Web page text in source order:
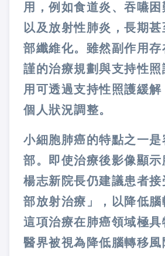
用，例如食道炎、吞嚥困
以及放射性肺炎，長期
部纖維化。雖然副作用
謹的治療規劃與支持性
用可透過支持性照護緩
個人狀況調整。
小細胞肺癌的特點之一
部。即使治療後影像顯示
楊志新院長仍建議患者
部放射治療」，以降低腦
這項治療在肺癌領域極
醫界被視為降低腦轉移風